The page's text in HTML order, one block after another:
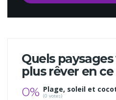
Quels
plus rêver en
0% Plage, soleil et
(0 votes)